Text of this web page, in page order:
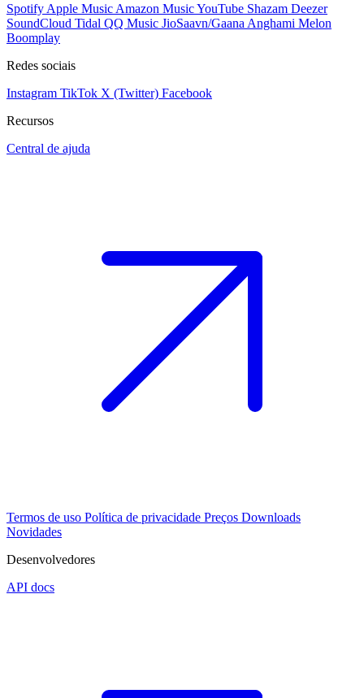
Spotify Apple Music Amazon MusicYouTube Shazam Deezer
SoundCloud Tidal QQ Music JioSaavn/Gaana Anghami Melon
Boomplay
Redes sociais
Instagram TikTok X (Twitter) Facebook
Recursos
Central de ajuda
Termos de uso Política de privacidade Preços Downloads
Novidades
Desenvolvedores
API docs